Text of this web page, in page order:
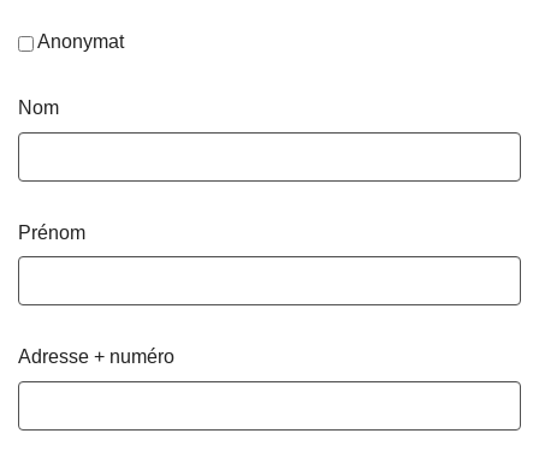
Anonymat
Nom
Prénom
Adresse + numéro